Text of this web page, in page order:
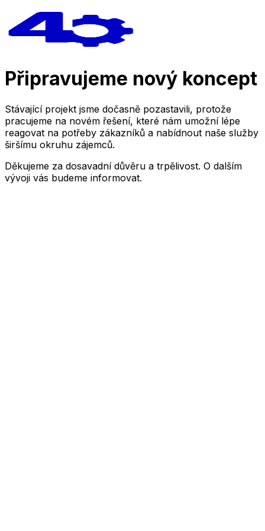
Připravujeme nový koncept
Stávající projekt jsme dočasně pozastavili, protože
pracujeme na novém řešení, které nám umožní lépe
reagovat na potřeby zákazníků a nabídnout naše služby
širšímu okruhu zájemců.
Děkujeme za dosavadní důvěru a trpělivost. O dalším
vývoji vás budeme informovat.